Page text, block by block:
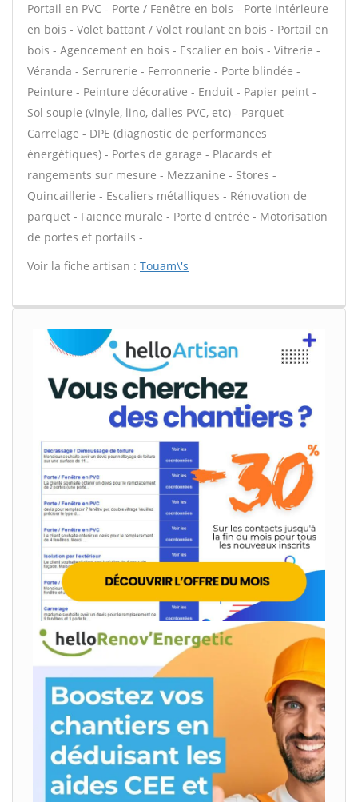
Portail en PVC - Porte / Fenêtre en bois - Porte intérieure
en bois - Volet battant / Volet roulant en bois - Portail en
bois - Agencement en bois - Escalier en bois - Vitrerie -
Véranda - Serrurerie - Ferronnerie - Porte blindée -
Peinture - Peinture décorative - Enduit - Papier peint -
Sol souple (vinyle, lino, dalles PVC, etc) - Parquet -
Carrelage - DPE (diagnostic de performances
énergétiques) - Portes de garage - Placards et
rangements sur mesure - Mezzanine - Stores -
Quincaillerie - Escaliers métalliques - Rénovation de
parquet - Faïence murale - Porte d'entrée - Motorisation
de portes et portails -
Voir la fiche artisan : Touam\'s